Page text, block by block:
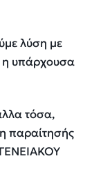
λύση με
η υπάρχουσα
τόσα,
παραίτησής